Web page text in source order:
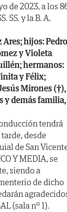
de 2023, a los
SS. y la B. A.
Ares; hijos: Pedro
y Violeta
hermanos:
y Félix;
Mirones (†),
y demás familia,
tendrá
tarde, desde
de San
Y MEDIA, se
siendo a
de dicho
(sala nº 1).